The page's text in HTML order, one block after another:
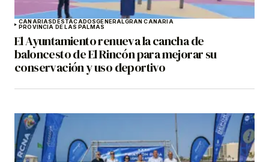
CANARIASDESTACADOSGENERALGRAN CANARIA
PROVINCIA DE LAS PALMAS
El Ayuntamiento renueva la cancha de
baloncesto de El Rincón para mejorar su
conservación y uso deportivo